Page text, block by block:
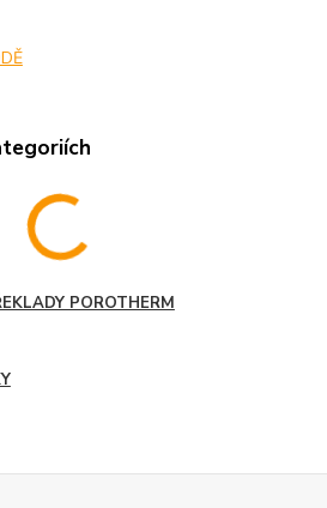
POROTHERM